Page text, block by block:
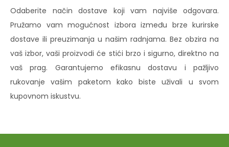
Odaberite način dostave koji vam najviše odgovara.
Pružamo vam mogućnost izbora između brze kurirske
dostave ili preuzimanja u našim radnjama. Bez obzira na
vaš izbor, vaši proizvodi će stići brzo i sigurno, direktno na
vaš prag. Garantujemo efikasnu dostavu i pažljivo
rukovanje vašim paketom kako biste uživali u svom
kupovnom iskustvu.